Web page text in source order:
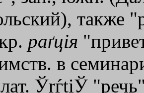
также
раґцiя
в
лат. ЎrѓtiЎ